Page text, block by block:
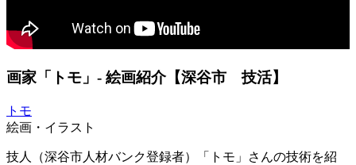
画家「トモ」- 絵画紹介【深谷市 技活】
トモ
絵画・イラスト
技人（深谷市人材バンク登録者）「トモ」さんの技術を紹